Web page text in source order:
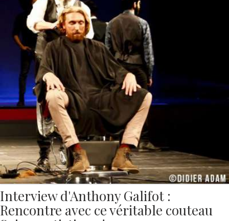
Interview d'Anthony Galifot :
Rencontre avec ce véritable couteau